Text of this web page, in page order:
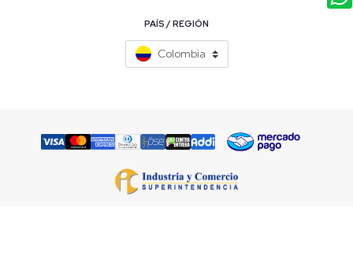
PAÍS / REGIÓN
Colombia